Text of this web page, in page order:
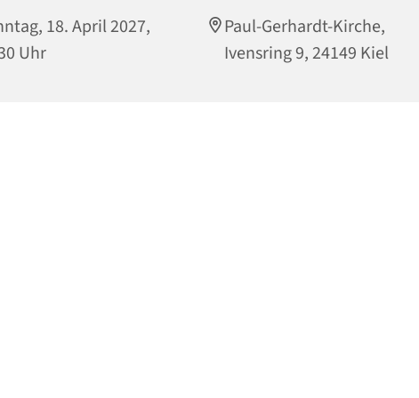
18. April 2027,
Uhr
Paul-Gerhardt-Kirche,
Ivensring 9, 24149 Kiel